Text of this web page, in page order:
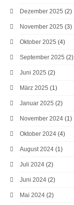
Dezember 2025 (2)
November 2025 (3)
Oktober 2025 (4)
September 2025 (2)
Juni 2025 (2)
März 2025 (1)
Januar 2025 (2)
November 2024 (1)
Oktober 2024 (4)
August 2024 (1)
Juli 2024 (2)
Juni 2024 (2)
Mai 2024 (2)